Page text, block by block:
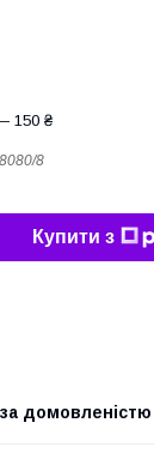
150 ₴
8080/8
Купити з
за домовленістю